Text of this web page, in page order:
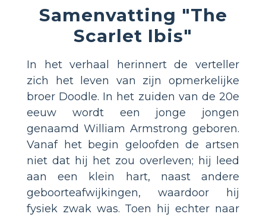
Samenvatting "The
Scarlet Ibis"
In het verhaal herinnert de verteller
zich het leven van zijn opmerkelijke
broer Doodle. In het zuiden van de 20e
eeuw wordt een jonge jongen
genaamd William Armstrong geboren.
Vanaf het begin geloofden de artsen
niet dat hij het zou overleven; hij leed
aan een klein hart, naast andere
geboorteafwijkingen, waardoor hij
fysiek zwak was. Toen hij echter naar